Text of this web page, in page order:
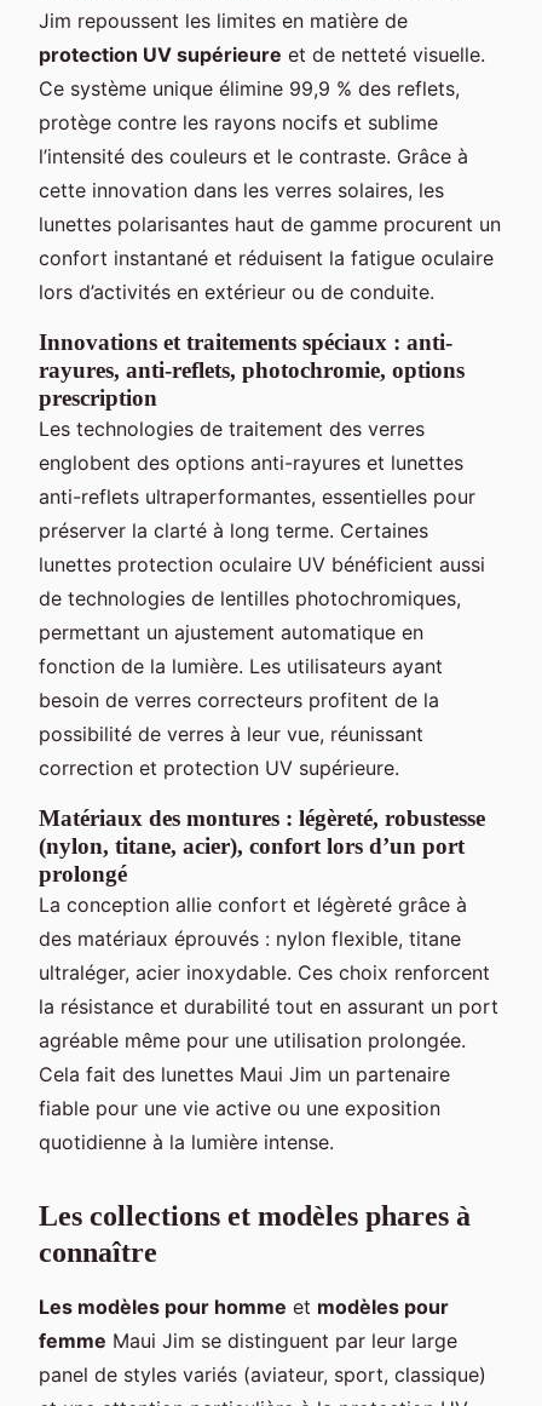
Jim repoussent les limites en matière de
protection UV supérieure et de netteté visuelle.
Ce système unique élimine 99,9 % des reflets,
protège contre les rayons nocifs et sublime
l’intensité des couleurs et le contraste. Grâce à
cette innovation dans les verres solaires, les
lunettes polarisantes haut de gamme procurent un
confort instantané et réduisent la fatigue oculaire
lors d’activités en extérieur ou de conduite.
Innovations et traitements spéciaux : anti-
rayures, anti-reflets, photochromie, options
prescription
Les technologies de traitement des verres
englobent des options anti-rayures et lunettes
anti-reflets ultraperformantes, essentielles pour
préserver la clarté à long terme. Certaines
lunettes protection oculaire UV bénéficient aussi
de technologies de lentilles photochromiques,
permettant un ajustement automatique en
fonction de la lumière. Les utilisateurs ayant
besoin de verres correcteurs profitent de la
possibilité de verres à leur vue, réunissant
correction et protection UV supérieure.
Matériaux des montures : légèreté, robustesse
(nylon, titane, acier), confort lors d’un port
prolongé
La conception allie confort et légèreté grâce à
des matériaux éprouvés : nylon flexible, titane
ultraléger, acier inoxydable. Ces choix renforcent
la résistance et durabilité tout en assurant un port
agréable même pour une utilisation prolongée.
Cela fait des lunettes Maui Jim un partenaire
fiable pour une vie active ou une exposition
quotidienne à la lumière intense.
Les collections et modèles phares à
connaître
Les modèles pour homme et modèles pour
femme Maui Jim se distinguent par leur large
panel de styles variés (aviateur, sport, classique)